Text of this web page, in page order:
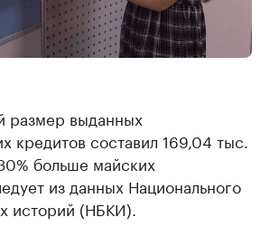
размер выданных
кредитов составил 169,04 тыс.
больше майских
из данных Национального
историй (НБКИ).